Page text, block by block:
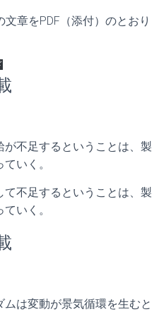
章をPDF（添付）のとおり
が不足するということは、製
いく。
て不足するということは、製
いく。
ムは変動が景気循環を生むと